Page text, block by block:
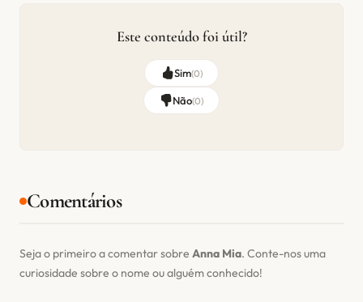
Este conteúdo foi útil?
Sim(0)
Não(0)
Comentários
Seja o primeiro a comentar sobre Anna Mia. Conte-nos uma
curiosidade sobre o nome ou alguém conhecido!